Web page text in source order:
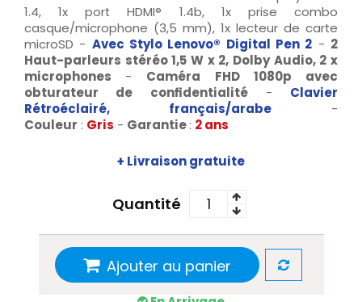
1.4, 1x port HDMI® 1.4b, 1x prise combo
casque/microphone (3,5 mm), 1x lecteur de carte
microSD - Avec Stylo Lenovo® Digital Pen 2 - 2
Haut-parleurs stéréo1,5 W x 2, Dolby Audio, 2 x
microphones - Caméra FHD 1080p avec
obturateur de confidentialité- Clavier
Rétroéclairé, français/arabe -
Couleur : Gris - Garantie: 2 ans
+ Livraison gratuite
Quantité
Ajouter au panier